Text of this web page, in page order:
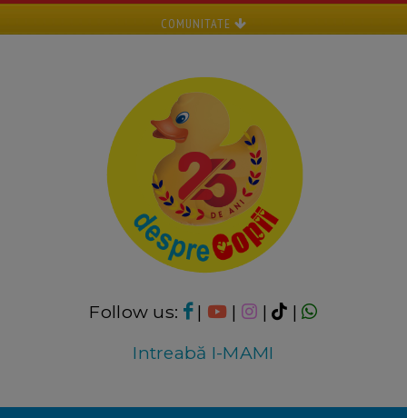
COMUNITATE
Follow us: | | |
|
Intreabă I-MAMI